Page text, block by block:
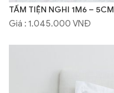
TẤM TIỆN NGHI 1M6 – 5CM
Giá : 1.045.000 VNĐ